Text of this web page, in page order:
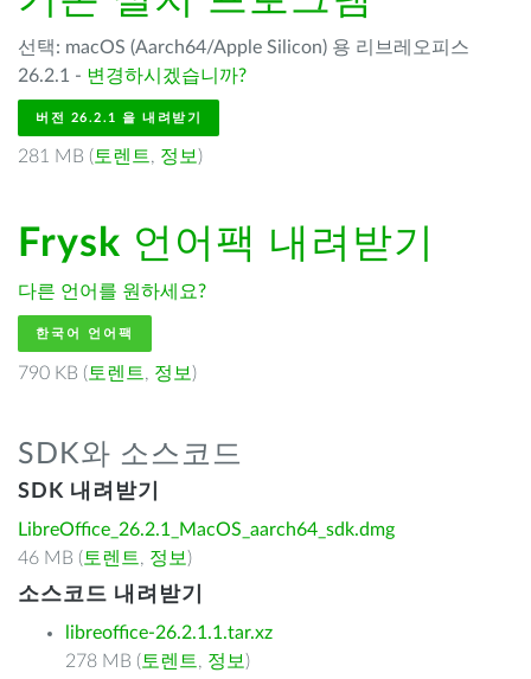
선택: macOS (Aarch64/Apple Silicon) 용 리브레오피스
26.2.1 - 변경하시겠습니까?
버전 26.2.1 을 내려받기
281 MB ( 토렌트, 정보 )
Frysk 언어팩 내려받기
다른 언어를 원하세요?
한국어 언어팩
790 KB ( 토렌트, 정보 )
SDK와 소스코드
SDK 내려받기
LibreOffice_26.2.1_MacOS_aarch64_sdk.dmg
46 MB ( 토렌트, 정보 )
소스코드 내려받기
libreoffice-26.2.1.1.tar.xz
278 MB ( 토렌트, 정보 )